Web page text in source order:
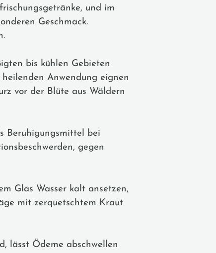
und im
Geschmack.
bis kühlen Gebieten
Anwendung eignen
vor der Blüte aus Wäldern
Beruhigungsmittel bei
gegen
Glas Wasser kalt ansetzen,
mit zerquetschtem Kraut
lässt Ödeme abschwellen